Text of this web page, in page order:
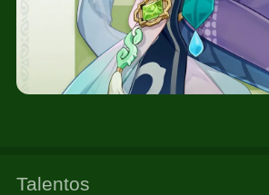
Talentos